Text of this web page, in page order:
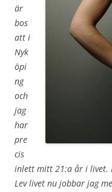
är
bos
att i
Nyk
öpi
ng
och
jag
har
pre
cis
inlett mitt 21:a år i livet.
Lev livet nu jobbar jag